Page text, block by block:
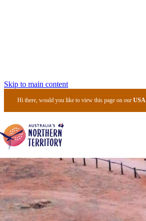
Skip to main content
Hi there, would you like to view this page on ourUSA